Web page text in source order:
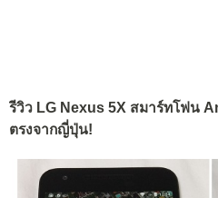
รีวิว LG Nexus 5X สมาร์ทโฟน
ตรงจากญี่ปุ่น!